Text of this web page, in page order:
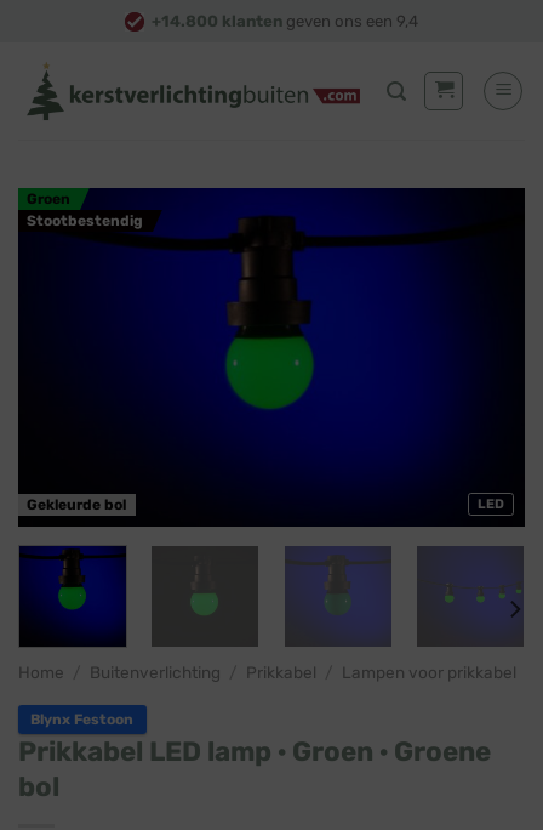
content
+14.800 klanten geven ons een 9,4
LED
Groen
Stootbestendig
Gekleurde bol
Home Buitenverlichting Prikkabel Lampen voor prikkabel
Blynx Festoon
Prikkabel LED lamp · Groen · Groene
bol